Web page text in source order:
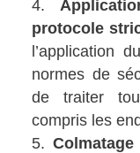
protocole
l’application
normes de
de traiter
compris les